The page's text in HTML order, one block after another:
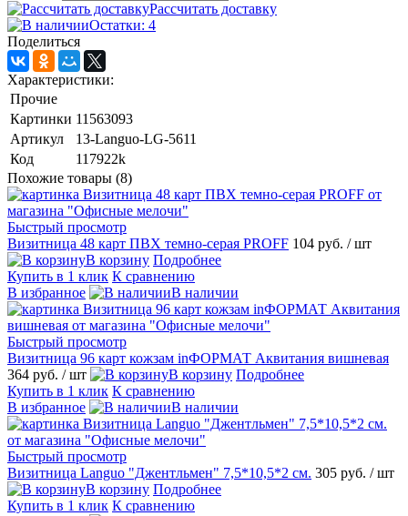
Рассчитать доставку
Остатки: 4
Поделиться
Характеристики:
Прочие
Картинки 11563093
Артикул
13-Languo-LG-5611
Код
117922k
Похожие товары (8)
Быстрый просмотр
Визитница 48 карт ПВХ темно-серая PROFF 104 руб. / шт
В корзину Подробнее
Купить в 1 клик К сравнению
В избранное
В наличии
Быстрый просмотр
Визитница 96 карт кожзам inФОРМАТ Аквитания вишневая
364 руб. / шт В корзину Подробнее
Купить в 1 клик К сравнению
В избранное
В наличии
Быстрый просмотр
Визитница Languo "Джентльмен" 7,5*10,5*2 см. 305 руб. / шт
В корзину Подробнее
Купить в 1 клик К сравнению